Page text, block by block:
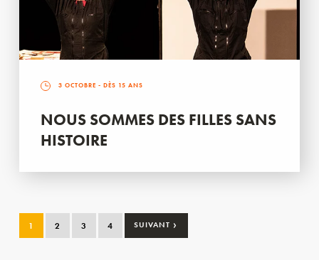
3 OCTOBRE - DÈS 15 ANS
NOUS SOMMES DES FILLES SANS
HISTOIRE
1 2 3 4 SUIVANT ›